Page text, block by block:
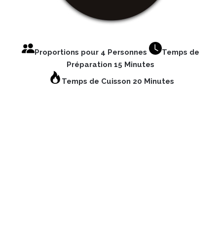
Proportions pour 4 Personnes
Temps de
Préparation 15 Minutes
Temps de Cuisson 20 Minutes